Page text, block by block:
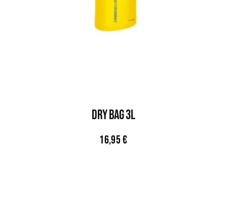
DRY BAG 3L
16,95€